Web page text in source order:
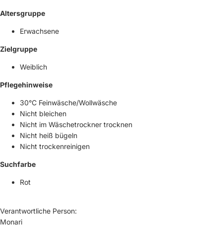
Altersgruppe
Erwachsene
Zielgruppe
Weiblich
Pflegehinweise
30°C Feinwäsche/Wollwäsche
Nicht bleichen
Nicht im Wäschetrockner trocknen
Nicht heiß bügeln
Nicht trockenreinigen
Suchfarbe
Rot
Verantwortliche Person:
Monari